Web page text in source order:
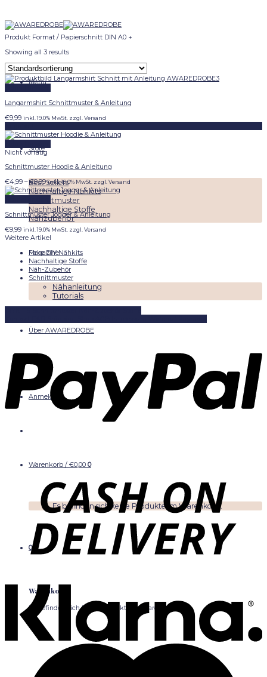
content
Menu
Store
Best Sellers
Nachhaltige Nähkits
Schnittmuster
Nachhaltige Stoffe
Nähzubehör
Magazine
Nähanleitung
Tutorials
Über AWAREDROBE
Anmelden
Warenkorb / €0,00 0
Es befinden sich keine Produkte im Warenkorb.
0
Warenkorb
Es befinden sich keine Produkte im Warenkorb.
Produkt Format / Papierschnitt DIN A0 +
Showing all 3 results
Langarmshirt Schnittmuster & Anleitung
€9,99 inkl. 19.0% MwSt. zzgl. Versand
Nicht vorrätig
Schnittmuster Hoodie & Anleitung
€4,99 –€9,99Preisspanne:
€4,99
bis
€9,99
inkl. 19.0% MwSt. zzgl. Versand
Schnittmuster Jogger & Anleitung
€9,99 inkl. 19.0% MwSt. zzgl. Versand
Weitere Artikel
Faire DIY Nähkits
Nachhaltige Stoffe
Näh-Zubehör
Schnittmuster